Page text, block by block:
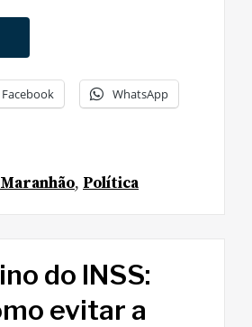
Facebook WhatsApp
Maranhão, Política
do INSS:
evitar a